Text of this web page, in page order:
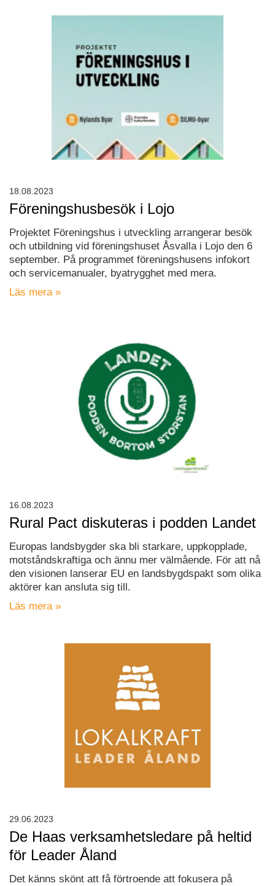
Föreningshusbesök i Lojo
Projektet Föreningshus i utveckling arrangerar besök
och utbildning vid föreningshuset Åsvalla i Lojo den 6
september. På programmet föreningshusens infokort
och servicemanualer, byatrygghet med mera.
Läs mera »
18.08.2023
Rural Pact diskuteras i podden Landet
Europas landsbygder ska bli starkare, uppkopplade,
motståndskraftiga och ännu mer välmående. För att nå
den visionen lanserar EU en landsbygdspakt som olika
aktörer kan ansluta sig till.
Läs mera »
16.08.2023
De Haas verksamhetsledare på heltid
för Leader Åland
Det känns skönt att få förtroende att fokusera på
29.06.2023